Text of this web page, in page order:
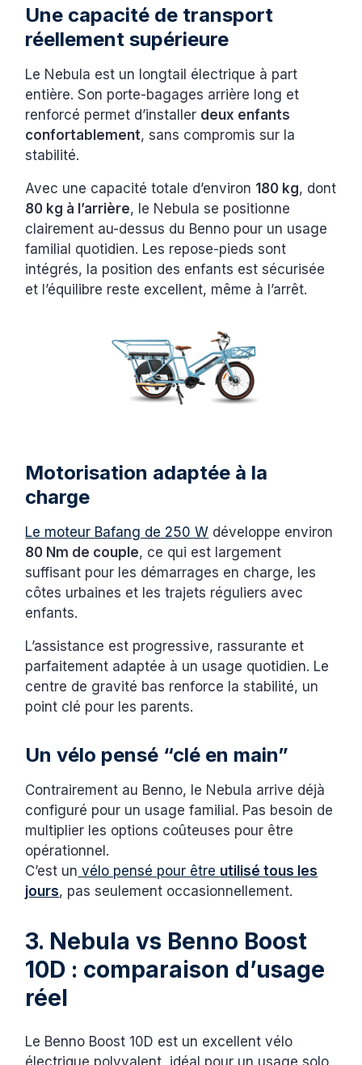
Une capacité de transport
réellement supérieure
Le Nebula est un longtail électrique à part
entière. Son porte-bagages arrière long et
renforcé permet d’installer deux enfants
confortablement, sans compromis sur la
stabilité.
Avec une capacité totale d’environ 180 kg, dont
80 kg à l’arrière, le Nebula se positionne
clairement au-dessus du Benno pour un usage
familial quotidien. Les repose-pieds sont
intégrés, la position des enfants est sécurisée
et l’équilibre reste excellent, même à l’arrêt.
Motorisation adaptée à la
charge
Le moteur Bafang de 250 W développe environ
80 Nm de couple, ce qui est largement
suffisant pour les démarrages en charge, les
côtes urbaines et les trajets réguliers avec
enfants.
L’assistance est progressive, rassurante et
parfaitement adaptée à un usage quotidien. Le
centre de gravité bas renforce la stabilité, un
point clé pour les parents.
Un vélo pensé “clé en main”
Contrairement au Benno, le Nebula arrive déjà
configuré pour un usage familial. Pas besoin de
multiplier les options coûteuses pour être
opérationnel.
C’est un vélo pensé pour être utilisé tous les
jours, pas seulement occasionnellement.
3. Nebula vs Benno Boost
10D : comparaison d’usage
réel
Le Benno Boost 10D est un excellent vélo
électrique polyvalent, idéal pour un usage solo